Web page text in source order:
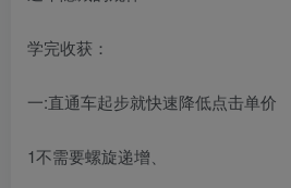
学完收获：
一:直通车起步就快速降低点击单价
1不需要螺旋递增、